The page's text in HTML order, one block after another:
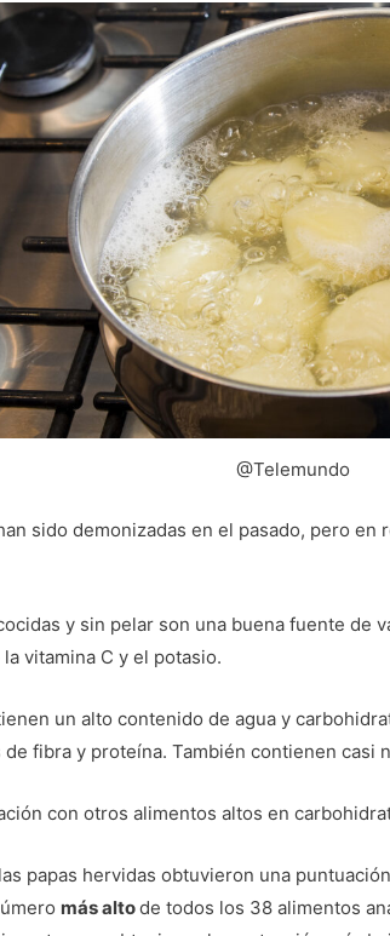
@Telemundo
sido demonizadas en el pasado, pero en
y sin pelar son una buena fuente de
vitamina C y el potasio.
un alto contenido de agua y
de fibra y proteína. También contienen casi
con otros alimentos altos en
papas hervidas obtuvieron una
más altode todos los 38 alimentos